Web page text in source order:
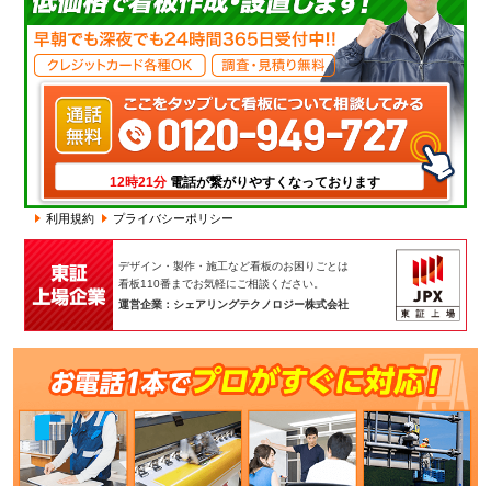
12時21分 電話が繋がりやすくなっております
利用規約 プライバシーポリシー
デザイン・製作・施工など看板のお困りごとは
看板110番までお気軽にご相談ください。
運営企業：シェアリングテクノロジー株式会社